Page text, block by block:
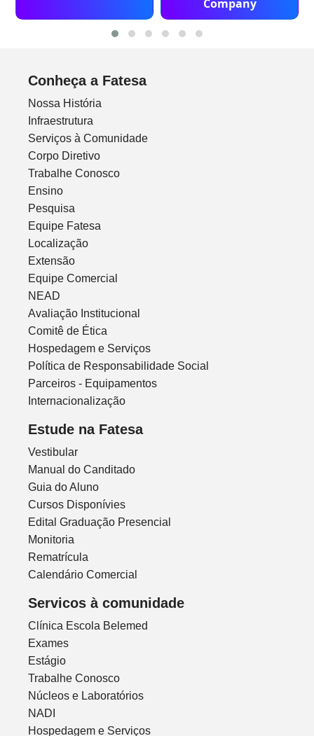
Company
Conheça a Fatesa
Nossa História
Infraestrutura
Serviços à Comunidade
Corpo Diretivo
Trabalhe Conosco
Ensino
Pesquisa
Equipe Fatesa
Localização
Extensão
Equipe Comercial
NEAD
Avaliação Institucional
Comitê de Ética
Hospedagem e Serviços
Política de Responsabilidade Social
Parceiros - Equipamentos
Internacionalização
Estude na Fatesa
Vestibular
Manual do Canditado
Guia do Aluno
Cursos Disponívies
Edital Graduação Presencial
Monitoria
Rematrícula
Calendário Comercial
Servicos à comunidade
Clínica Escola Belemed
Exames
Estágio
Trabalhe Conosco
Núcleos e Laboratórios
NADI
Hospedagem e Serviços